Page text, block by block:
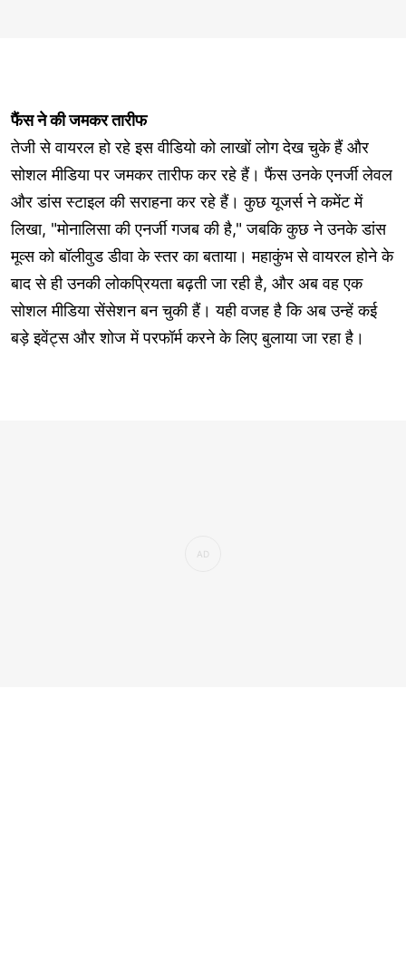
फैंस ने की जमकर तारीफ
तेजी से वायरल हो रहे इस वीडियो को लाखों लोग देख चुके हैं और
सोशल मीडिया पर जमकर तारीफ कर रहे हैं। फैंस उनके एनर्जी लेवल
और डांस स्टाइल की सराहना कर रहे हैं। कुछ यूजर्स ने कमेंट में
लिखा, "मोनालिसा की एनर्जी गजब की है," जबकि कुछ ने उनके डांस
मूव्स को बॉलीवुड डीवा के स्तर का बताया। महाकुंभ से वायरल होने के
बाद से ही उनकी लोकप्रियता बढ़ती जा रही है, और अब वह एक
सोशल मीडिया सेंसेशन बन चुकी हैं। यही वजह है कि अब उन्हें कई
बड़े इवेंट्स और शोज में परफॉर्म करने के लिए बुलाया जा रहा है।